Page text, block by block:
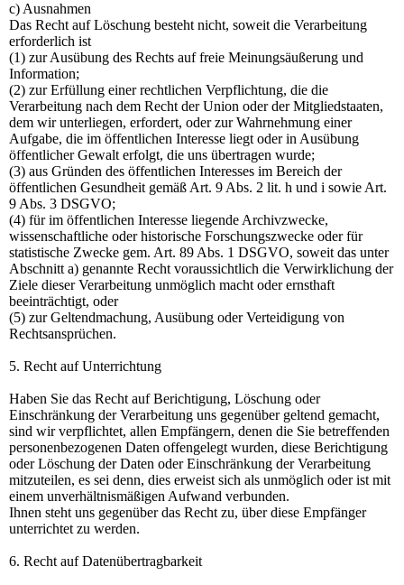
c) Ausnahmen
Das Recht auf Löschung besteht nicht, soweit die Verarbeitung
erforderlich ist
(1) zur Ausübung des Rechts auf freie Meinungsäußerung und
Information;
(2) zur Erfüllung einer rechtlichen Verpflichtung, die die
Verarbeitung nach dem Recht der Union oder der Mitgliedstaaten,
dem wir unterliegen, erfordert, oder zur Wahrnehmung einer
Aufgabe, die im öffentlichen Interesse liegt oder in Ausübung
öffentlicher Gewalt erfolgt, die uns übertragen wurde;
(3) aus Gründen des öffentlichen Interesses im Bereich der
öffentlichen Gesundheit gemäß Art. 9 Abs. 2 lit. h und i sowie Art.
9 Abs. 3 DSGVO;
(4) für im öffentlichen Interesse liegende Archivzwecke,
wissenschaftliche oder historische Forschungszwecke oder für
statistische Zwecke gem. Art. 89 Abs. 1 DSGVO, soweit das unter
Abschnitt a) genannte Recht voraussichtlich die Verwirklichung der
Ziele dieser Verarbeitung unmöglich macht oder ernsthaft
beeinträchtigt, oder
(5) zur Geltendmachung, Ausübung oder Verteidigung von
Rechtsansprüchen.
5. Recht auf Unterrichtung
Haben Sie das Recht auf Berichtigung, Löschung oder
Einschränkung der Verarbeitung uns gegenüber geltend gemacht,
sind wir verpflichtet, allen Empfängern, denen die Sie betreffenden
personenbezogenen Daten offengelegt wurden, diese Berichtigung
oder Löschung der Daten oder Einschränkung der Verarbeitung
mitzuteilen, es sei denn, dies erweist sich als unmöglich oder ist mit
einem unverhältnismäßigen Aufwand verbunden.
Ihnen steht uns gegenüber das Recht zu, über diese Empfänger
unterrichtet zu werden.
6. Recht auf Datenübertragbarkeit